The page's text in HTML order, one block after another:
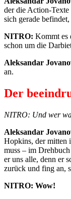
der die Action-Texte
sich gerade
NITRO: Kommt es
schon um die
Aleksandar
an.
Der
NITRO: Und wer
Aleksandar
Hopkins, der mitten
muss – im
er uns alle, denn er
zurück und fing an,
NITRO: Wow!